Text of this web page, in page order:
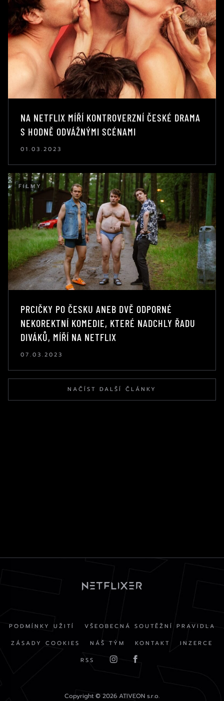
NA NETFLIX MÍŘÍ KONTROVERZNÍ ČESKÉ DRAMA
S HODNĚ ODVÁŽNÝMI SCÉNAMI
01.03.2023
FILMY
PRCIČKY PO ČESKU ANEB DVĚ ODPORNÉ
NEKOREKTNÍ KOMEDIE, KTERÉ NADCHLY ŘADU
DIVÁKŮ, MÍŘÍ NA NETFLIX
07.03.2023
NAČÍST DALŠÍ ČLÁNKY
PODMÍNKY UŽITÍ
VŠEOBECNÁ SOUTĚŽNÍ PRAVIDLA
ZÁSADY COOKIES
NÁŠ TÝM KONTAKT
INZERCE
RSS
Copyright © 2026 ATIVEON s.r.o.